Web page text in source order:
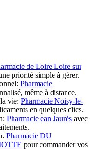
de Loire Loire sur
priorité simple à gérer.
Pharmacie
même à distance.
vie: Pharmacie Noisy-le-
en quelques clics.
Pharmacie ean Jaurès avec
Pharmacie DU
pour commander vos